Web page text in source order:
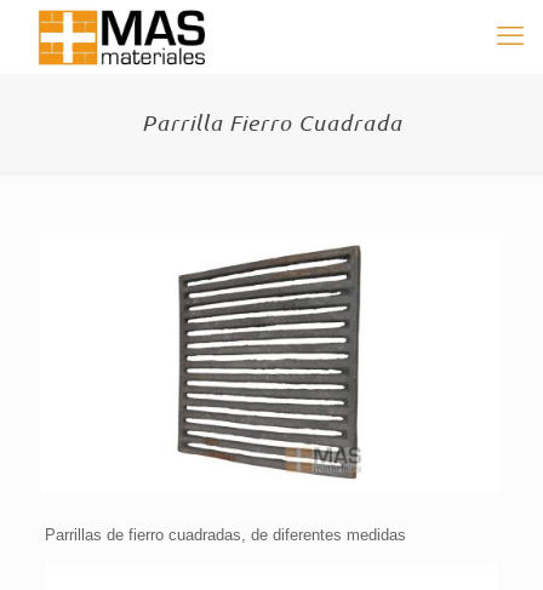
Parrilla Fierro Cuadrada
Parrillas de fierro cuadradas, de diferentes medidas